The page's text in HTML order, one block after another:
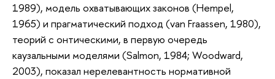
1989), модель охватывающих законов (Hempel,
1965) и прагматический подход (van Fraassen, 1980),
теорий с онтическими, в первую очередь
каузальными моделями (Salmon, 1984; Woodward,
2003), показал нерелевантность нормативной